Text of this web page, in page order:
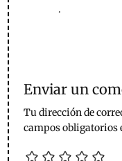
.
Enviar un
Tu dirección de
campos obligatorios